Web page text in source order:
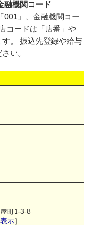
融機関コード
001」、金融機関コー
コードは「店番」や
す。 振込先登録や給与
い。
町1-3-8
示］